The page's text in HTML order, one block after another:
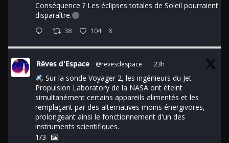
Conséquence ? Les éclipses totales de Soleil pourraient
disparaître.
38 104 X
Rêves d'Espace @revesdespace · 23h
Sur la sonde Voyager 2, les ingénieurs du Jet
Propulsion Laboratory de la NASA ont éteint
simultanément certains appareils alimentés et les
remplaçant par des alternatives moins énergivores,
prolongeant ainsi le fonctionnement d'un des
instruments scientifiques.
1/3